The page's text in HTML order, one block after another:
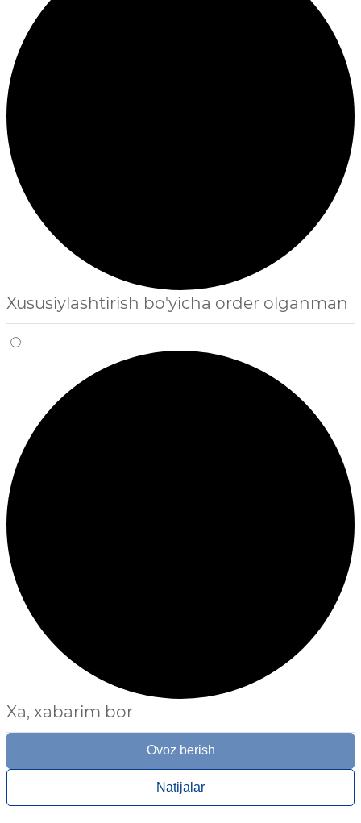
Xususiylashtirish bo'yicha order olganman
Xa, xabarim bor
Ovoz berish
Natijalar